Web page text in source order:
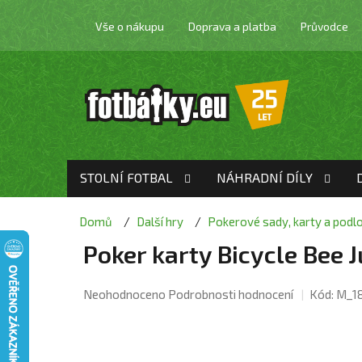
obsah
Vše o nákupu Doprava a platba Průvodce
STOLNÍ FOTBAL NÁHRADNÍ DÍLY
Domů Další hry Pokerové sady, karty a
Poker karty Bicycle Bee
Průměrné
Neohodnoceno Podrobnosti hodnocení Kód: